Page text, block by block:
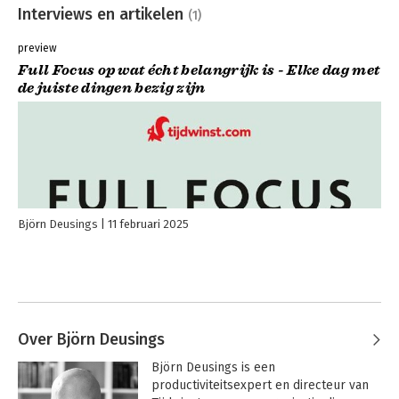
Interviews en artikelen (1)
preview
Full Focus op wat écht belangrijk is - Elke dag met
de juiste dingen bezig zijn
Björn Deusings 11 februari 2025
Over Björn Deusings
Björn Deusings is een
productiviteitsexpert en directeur van